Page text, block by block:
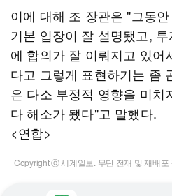
이에 대해 조 장관은 "그동
기본 입장이 잘 설명됐고,
에 합의가 잘 이뤄지고 있어
다고 그렇게 표현하기는 좀
은 다소 부정적 영향을 미치
다 해소가 됐다"고 말했다.
<연합>
Copyright ⓒ 세계일보. 무단 전재 및 재배포